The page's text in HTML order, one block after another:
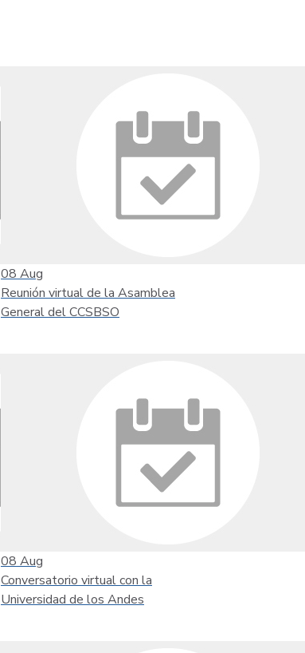
08 Aug
Reunión virtual de la Asamblea
General del CCSBSO
08 Aug
Conversatorio virtual con la
Universidad de los Andes